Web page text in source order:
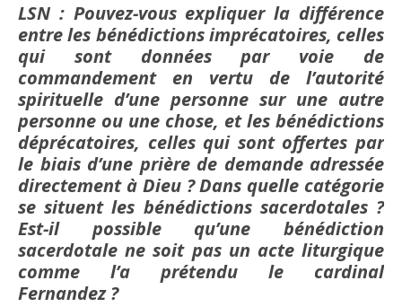
LSN : Pouvez-vous expliquer la différence
entre les bénédictions imprécatoires, celles
qui sont données par voie de
commandement en vertu de l’autorité
spirituelle d’une personne sur une autre
personne ou une chose, et les bénédictions
déprécatoires, celles qui sont offertes par
le biais d’une prière de demande adressée
directement à Dieu ? Dans quelle catégorie
se situent les bénédictions sacerdotales ?
Est-il possible qu’une bénédiction
sacerdotale ne soit pas un acte liturgique
comme l’a prétendu le cardinal
Fernandez ?